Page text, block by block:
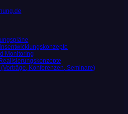
Monitoring
Konferenzen, Seminare)